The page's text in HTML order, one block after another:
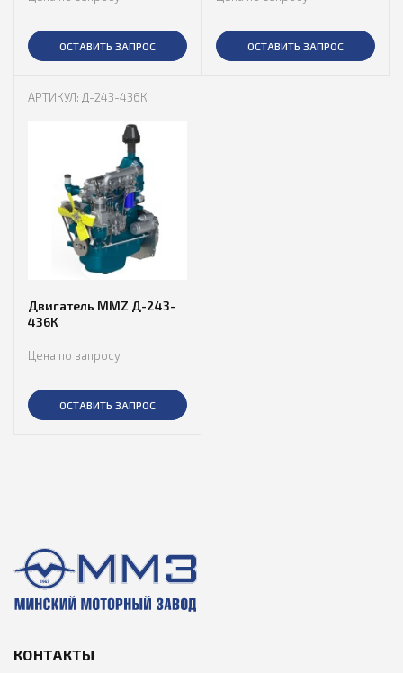
ОСТАВИТЬ ЗАПРОС ОСТАВИТЬ ЗАПРОС
АРТИКУЛ: Д-243-436К
Двигатель MMZ Д-243-
436К
Цена по запросу
ОСТАВИТЬ ЗАПРОС
КОНТАКТЫ